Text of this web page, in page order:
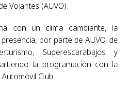
Volantes (AUVO).
con un clima cambiante, la
por parte de AUVO, de
Superescarabajos y
la programación con la
Club.